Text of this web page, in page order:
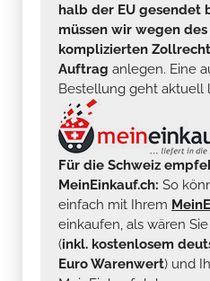
halb der EU gesendet
müssen wir wegen
komplizierten
Auftrag anlegen. Eine
Bestellung geht aktuell
Für die Schweiz
MeinEinkauf.ch: So
einfach mit Ihrem
einkaufen, als wären
(inkl. kostenlosem
Euro Warenwert) und